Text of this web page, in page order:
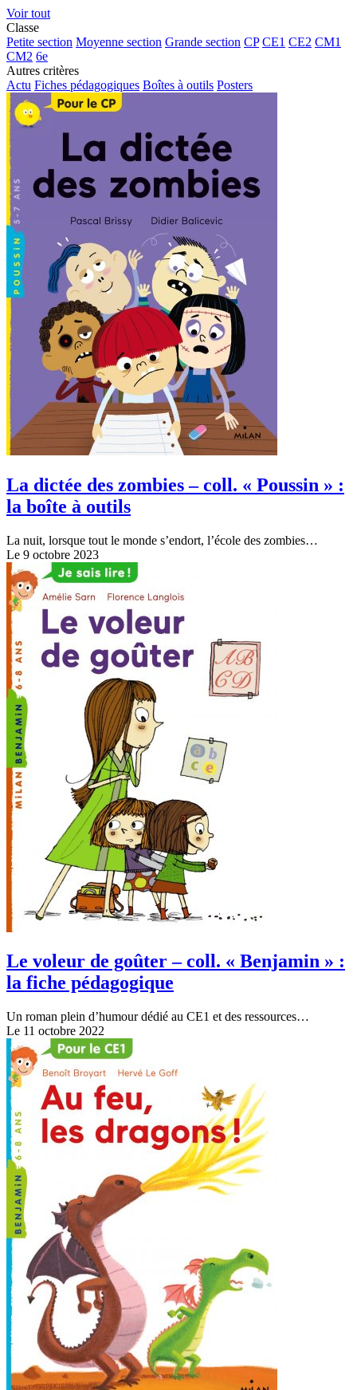
Voir tout
Classe
Petite section Moyenne section Grande section CP CE1 CE2 CM1
CM2 6e
Autres critères
Actu Fiches pédagogiques Boîtes à outils Posters
La dictée des zombies – coll. « Poussin » :
la boîte à outils
La nuit, lorsque tout le monde s’endort, l’école des zombies…
Le 9 octobre 2023
Le voleur de goûter – coll. « Benjamin » :
la fiche pédagogique
Un roman plein d’humour dédié au CE1 et des ressources…
Le 11 octobre 2022